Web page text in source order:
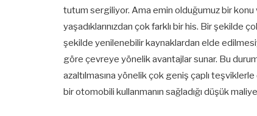
tutum sergiliyor. Ama emin olduğumuz bir
yaşadıklarınızdan çok farklı bir his. Bir şekilde
şekilde yenilenebilir kaynaklardan elde
göre çevreye yönelik avantajlar sunar. Bu
azaltılmasına yönelik çok geniş çaplı
bir otomobili kullanmanın sağladığı düşük